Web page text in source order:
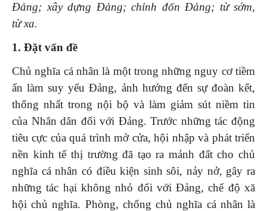
Đảng; xây dựng Đảng; chỉnh đốn Đảng; từ sớm,
từxa.
1. Đặt vấn đề
Chủ nghĩa cá nhân là một trong những nguy cơ tiềm
ẩn làm suy yếu Đảng, ảnh hưởng đến sự đoàn kết,
thống nhất trong nội bộ và làm giảm sút niềm tin
của Nhân dân đối với Đảng. Trước những tác động
tiêu cực của quá trình mở cửa, hội nhập và phát triển
nền kinh tế thị trường đã tạo ra mảnh đất cho chủ
nghĩa cá nhân có điều kiện sinh sôi, nảy nở, gây ra
những tác hại không nhỏ đối với Đảng, chế độ xã
hội chủ nghĩa. Phòng, chống chủ nghĩa cá nhân là